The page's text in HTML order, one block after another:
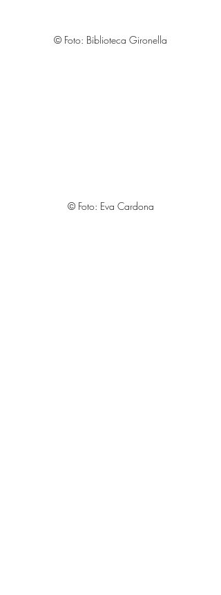
© Foto: Biblioteca Gironella
© Foto: Eva Cardona